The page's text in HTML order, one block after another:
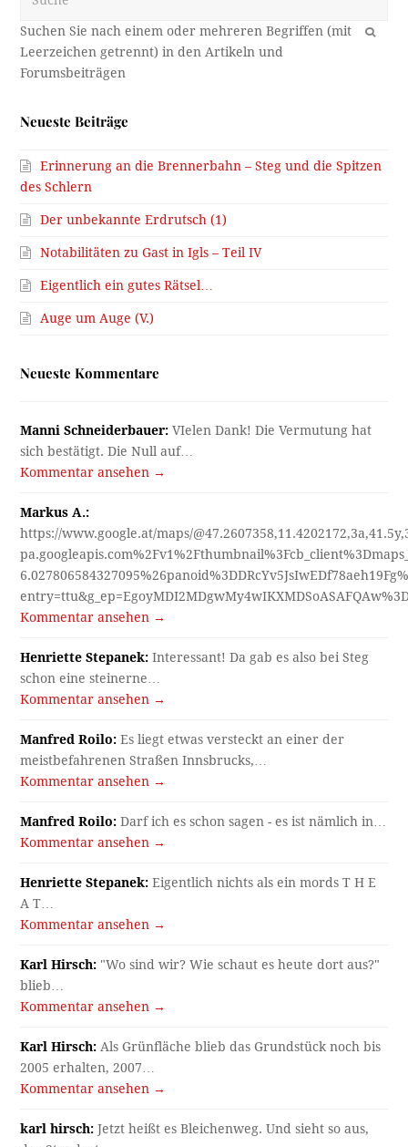
OK
Neueste Beiträge
Erinnerung an die Brennerbahn – Steg und die Spitzen
des Schlern
Der unbekannte Erdrutsch (1)
Notabilitäten zu Gast in Igls – Teil IV
Eigentlich ein gutes Rätsel…
Auge um Auge (V.)
Neueste Kommentare
Manni Schneiderbauer: VIelen Dank! Die Vermutung hat
sich bestätigt. Die Null auf…
Kommentar ansehen →
Markus A.:
https://www.google.at/maps/
Kommentar ansehen →
Henriette Stepanek: Interessant! Da gab es also bei Steg
schon eine steinerne…
Kommentar ansehen →
Manfred Roilo: Es liegt etwas versteckt an einer der
meistbefahrenen Straßen Innsbrucks,…
Kommentar ansehen →
Manfred Roilo: Darf ich es schon sagen - es ist nämlich in…
Kommentar ansehen →
Henriette Stepanek: Eigentlich nichts als ein mords T H E
A T…
Kommentar ansehen →
Karl Hirsch: "Wo sind wir? Wie schaut es heute dort aus?"
blieb…
Kommentar ansehen →
Karl Hirsch: Als Grünfläche blieb das Grundstück noch bis
2005 erhalten, 2007…
Kommentar ansehen →
karl hirsch: Jetzt heißt es Bleichenweg. Und sieht so aus,